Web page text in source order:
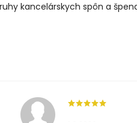
kancelárskych spôn a